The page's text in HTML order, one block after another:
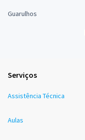
Guarulhos
Serviços
Assistência Técnica
Aulas